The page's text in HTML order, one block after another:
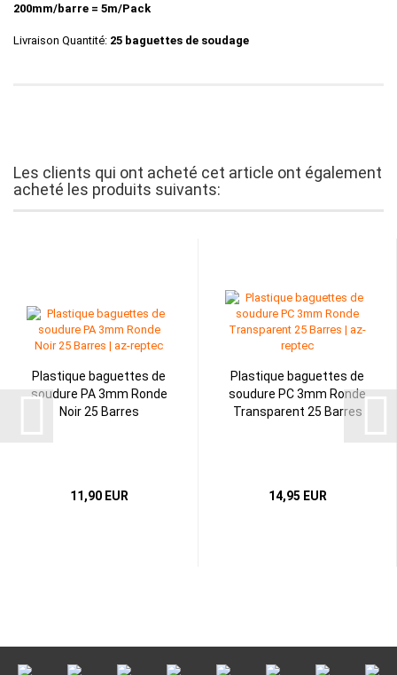
200mm/barre = 5m/Pack
Livraison Quantité: 25 baguettes de soudage
Les clients qui ont acheté cet article ont également
acheté les produits suivants:
Plastique baguettes de
soudure PA 3mm Ronde
Noir 25 Barres
11,90 EUR
Plastique baguettes de
soudure PC 3mm Ronde
Transparent 25 Barres
14,95 EUR